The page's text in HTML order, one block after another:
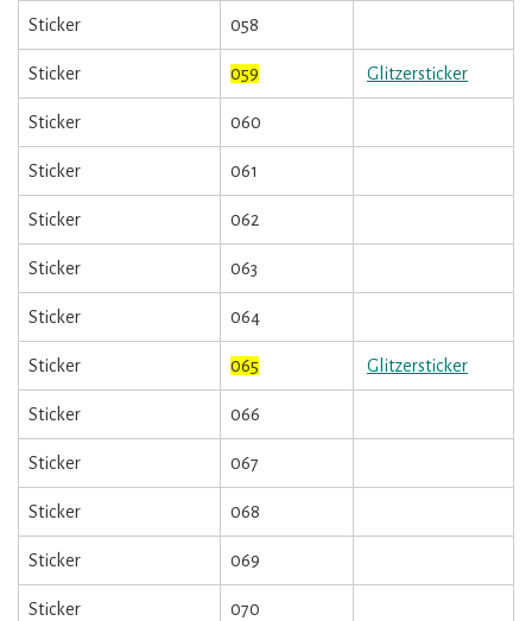
Sticker 058
Sticker 059 Glitzersticker
Sticker 060
Sticker 061
Sticker 062
Sticker 063
Sticker 064
Sticker 065 Glitzersticker
Sticker 066
Sticker 067
Sticker 068
Sticker 069
Sticker 070